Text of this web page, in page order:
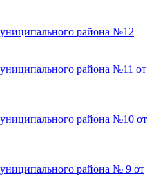
района №12
района №11 от
района №10 от
района № 9 от